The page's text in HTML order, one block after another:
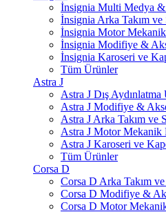
İnsignia Multi Medya &
İnsignia Arka Takım ve
İnsignia Motor Mekanik
İnsignia Modifiye &
İnsignia Karoseri ve
Tüm Ürünler
Astra J
Astra J Dış
Astra J Modifiye &
Astra J Arka Takım ve
Astra J Motor Mekanik
Astra J Karoseri ve
Tüm Ürünler
Corsa D
Corsa D Arka Takım
Corsa D Modifiye &
Corsa D Motor